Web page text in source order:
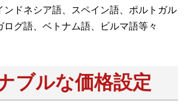
ンドネシア語、スペイン語、ポルトガル
ログ語、ベトナム語、ビルマ語等々
ブルな価格設定